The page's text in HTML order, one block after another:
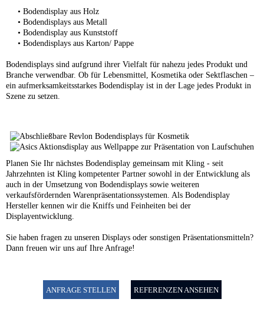
• Bodendisplay aus Holz
• Bodendisplays aus Metall
• Bodendisplay aus Kunststoff
• Bodendisplays aus Karton/ Pappe
Bodendisplays sind aufgrund ihrer Vielfalt für nahezu jedes Produkt und
Branche verwendbar. Ob für Lebensmittel, Kosmetika oder Sektflaschen –
ein aufmerksamkeitsstarkes Bodendisplay ist in der Lage jedes Produkt in
Szene zu setzen.
Planen Sie Ihr nächstes Bodendisplay gemeinsam mit Kling - seit
Jahrzehnten ist Kling kompetenter Partner sowohl in der Entwicklung als
auch in der Umsetzung von Bodendisplays sowie weiteren
verkaufsfördernden Warenpräsentationssystemen. Als Bodendisplay
Hersteller kennen wir die Kniffs und Feinheiten bei der
Displayentwicklung.
Sie haben fragen zu unseren Displays oder sonstigen Präsentationsmitteln?
Dann freuen wir uns auf Ihre Anfrage!
ANFRAGE STELLEN REFERENZEN ANSEHEN